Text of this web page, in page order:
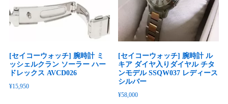
[セイコーウォッチ] 腕時計 ミ
ッシェルクラン ソーラー ハー
ドレックス AVCD026
¥15,950
[セイコーウォッチ] 腕時計 ル
キア ダイヤ入りダイヤル チタ
ンモデル SSQW037 レディース
シルバー
¥58,000